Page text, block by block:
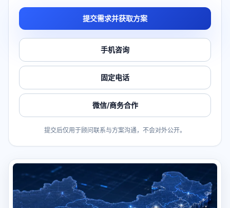
提交需求并获取方案
手机咨询
固定电话
微信/商务合作
提交后仅用于顾问联系与方案沟通，不会对外公开。